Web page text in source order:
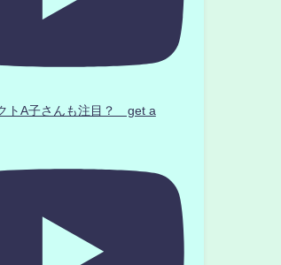
トA子さんも注目？ get a